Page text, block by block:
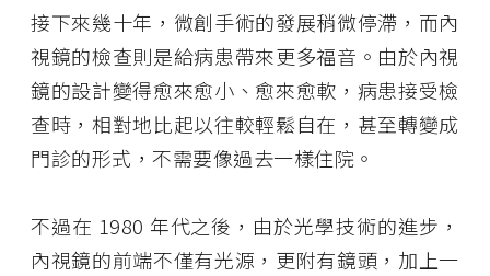
接下來幾十年，微創手術的發展稍微停滯，而內
視鏡的檢查則是給病患帶來更多福音。由於內視
鏡的設計變得愈來愈小、愈來愈軟，病患接受檢
查時，相對地比起以往較輕鬆自在，甚至轉變成
門診的形式，不需要像過去一樣住院。
不過在 1980 年代之後，由於光學技術的進步，
內視鏡的前端不僅有光源，更附有鏡頭，加上一